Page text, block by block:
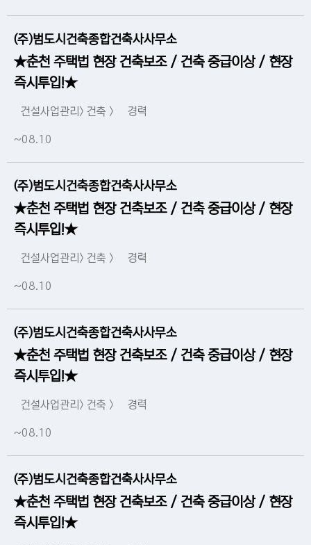
(주)범도시건축종합건축사사무소
★춘천 주택법 현장 건축보조 / 건축 중급이상 / 현장
즉시투입!★
건설사업관리> 건축 > 경력
~08.10
(주)범도시건축종합건축사사무소
★춘천 주택법 현장 건축보조 / 건축 중급이상 / 현장
즉시투입!★
건설사업관리> 건축 > 경력
~08.10
(주)범도시건축종합건축사사무소
★춘천 주택법 현장 건축보조 / 건축 중급이상 / 현장
즉시투입!★
건설사업관리> 건축 > 경력
~08.10
(주)범도시건축종합건축사사무소
★춘천 주택법 현장 건축보조 / 건축 중급이상 / 현장
즉시투입!★